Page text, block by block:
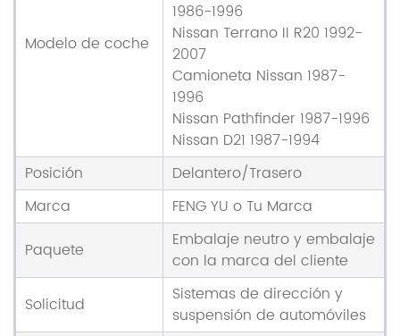
Modelo de coche
1986-1996
Nissan Terrano II R20 1992-
2007
Camioneta Nissan 1987-
1996
Nissan Pathfinder 1987-1996
Nissan D21 1987-1994
Posición
Delantero/Trasero
Marca
FENG YU o Tu Marca
Paquete
Embalaje neutro y embalaje
con la marca del cliente
Solicitud
Sistemas de dirección y
suspensión de automóviles